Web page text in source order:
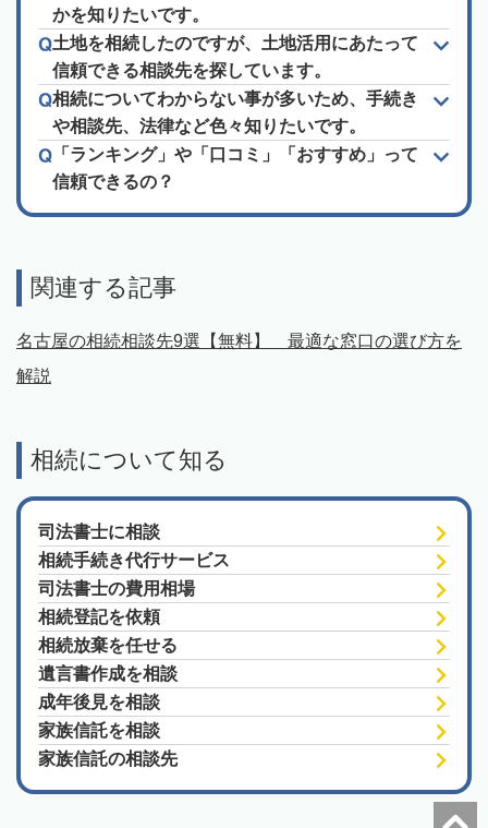
かを知りたいです。
土地を相続したのですが、土地活用にあたって
信頼できる相談先を探しています。
相続についてわからない事が多いため、手続き
や相談先、法律など色々知りたいです。
「ランキング」や「口コミ」「おすすめ」って
信頼できるの？
関連する記事
名古屋の相続相談先9選【無料】 最適な窓口の選び方を
解説
相続について知る
司法書士に相談
相続手続き代行サービス
司法書士の費用相場
相続登記を依頼
相続放棄を任せる
遺言書作成を相談
成年後見を相談
家族信託を相談
家族信託の相談先